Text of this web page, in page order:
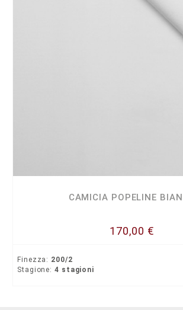
CAMICIA POPELINE
170,00 €
Finezza: 200/2
Stagione: 4 stagioni